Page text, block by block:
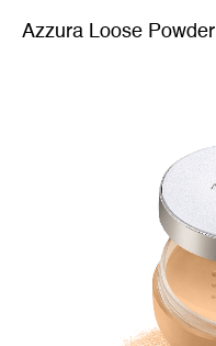
Azzura Loose Powder